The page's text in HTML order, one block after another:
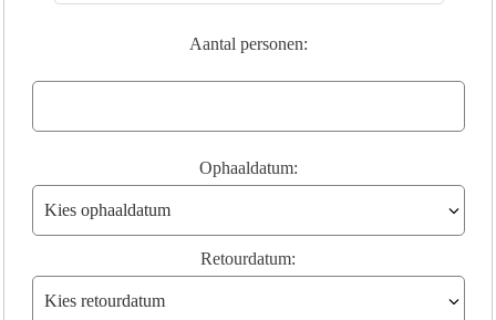
Aantal personen:
Ophaaldatum:
Retourdatum: